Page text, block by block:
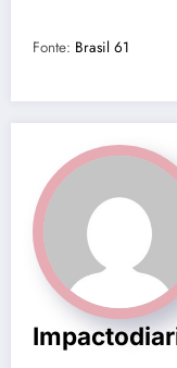
Fonte: Brasil 61